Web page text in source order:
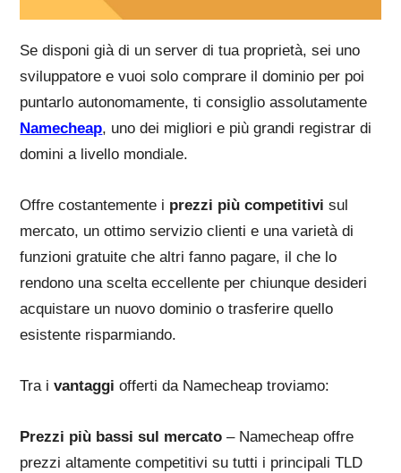
Se disponi già di un server di tua proprietà, sei uno
sviluppatore e vuoi solo comprare il dominio per poi
puntarlo autonomamente, ti consiglio assolutamente
Namecheap, uno dei migliori e più grandi registrar di
domini a livello mondiale.
Offre costantemente i prezzi più competitivi sul
mercato, un ottimo servizio clienti e una varietà di
funzioni gratuite che altri fanno pagare, il che lo
rendono una scelta eccellente per chiunque desideri
acquistare un nuovo dominio o trasferire quello
esistente risparmiando.
Tra ivantaggi offerti da Namecheap troviamo:
Prezzi più bassi sul mercato – Namecheap offre
prezzi altamente competitivi su tutti i principali TLD